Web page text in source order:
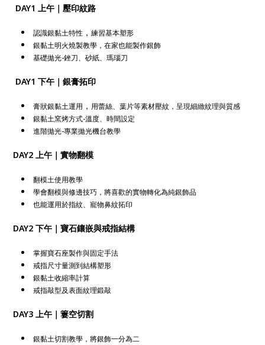
DAY1 上午｜壓印紋路
認識銀黏土特性 ，練習基本塑形
銀黏土明火燒製教學，在家也能製作銀飾
基礎拋光-銼刀、砂紙、瑪瑙刀
DAY1 下午｜銀膏拓印
膏狀銀黏土運用 ， 用蕾絲、葉片等素材壓紋，呈現細緻紋理與質感
銀黏土窯烤方式-溫度、時間設定
進階拋光-專業拋光機台教學
DAY2 上午｜實物翻模
翻模土使用教學
學會翻模與修邊技巧，將喜歡的實物轉化為純銀飾品
也能運用於指紋、寵物鼻紋拓印
DAY2 下午｜寶石鑲嵌與戒指結構
掌握寶石座製作與固定手法
戒指尺寸量測到結構塑形
銀黏土收縮率計算
戒指敲型及表面紋理鍛敲
DAY3 上午｜簍空切割
銀黏土切割教學，將銀飾一分為二